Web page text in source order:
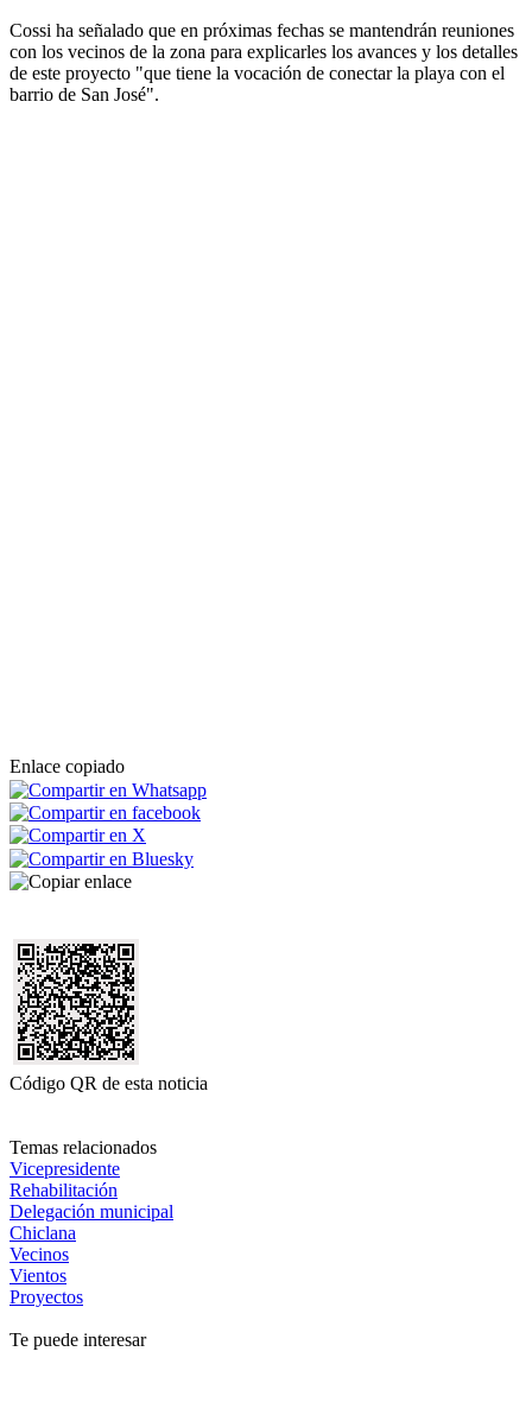
Cossi ha señalado que en próximas fechas se mantendrán reuniones
con los vecinos de la zona para explicarles los avances y los detalles
de este proyecto "que tiene la vocación de conectar la playa con el
barrio de San José".
Enlace copiado
Código QR de esta noticia
Temas relacionados
Vicepresidente
Rehabilitación
Delegación municipal
Chiclana
Vecinos
Vientos
Proyectos
Te puede interesar